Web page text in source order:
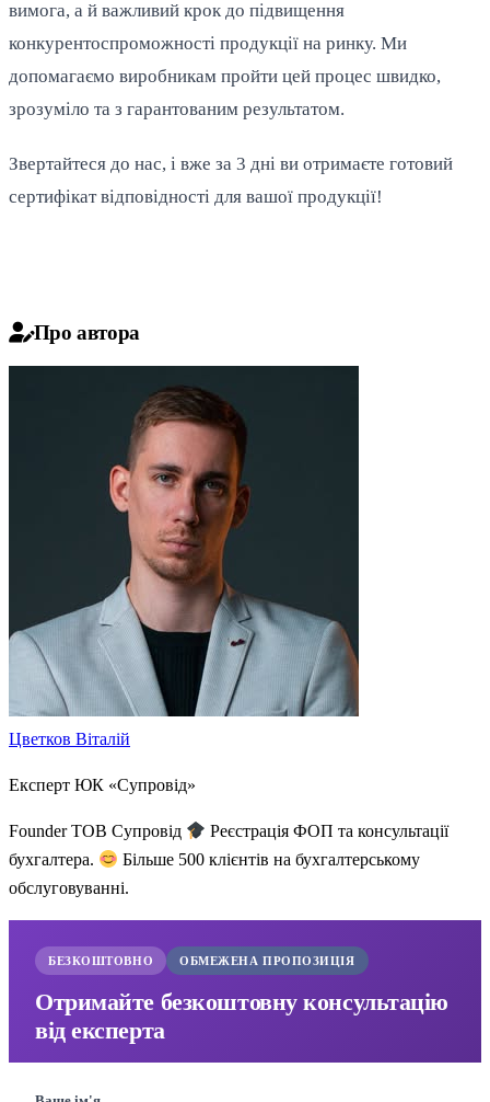
вимога, а й важливий крок до підвищення
конкурентоспроможності продукції на ринку. Ми
допомагаємо виробникам пройти цей процес швидко,
зрозуміло та з гарантованим результатом.
Звертайтеся до нас, і вже за 3 дні ви отримаєте готовий
сертифікат відповідності для вашої продукції!
Про автора
Цветков Віталій
Експерт ЮК «Супровід»
Founder ТОВ Супровід
Реєстрація ФОП та консультації
бухгалтера.
Більше 500 клієнтів на бухгалтерському
обслуговуванні.
БЕЗКОШТОВНО ОБМЕЖЕНА ПРОПОЗИЦІЯ
Отримайте безкоштовну консультацію
від експерта